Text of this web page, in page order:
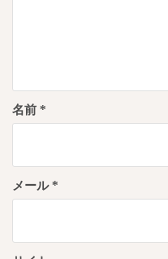
名前 *
メール*